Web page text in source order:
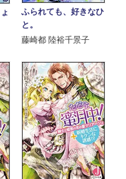
ふられても、好きなひ
と。
藤崎都 陸裕千景子